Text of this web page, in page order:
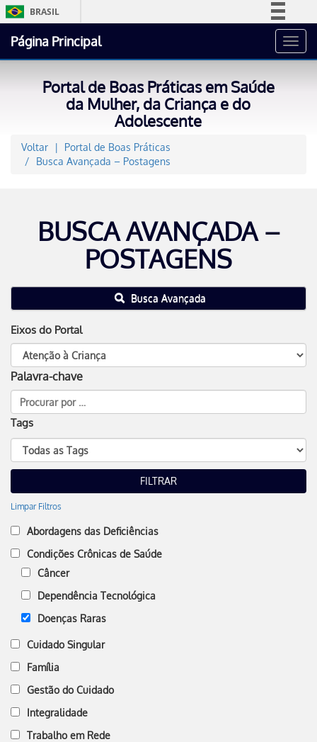
BRASIL
Acesso à informação
Página Principal
Portal de Boas Práticas em Saúde
da Mulher, da Criança e do
Adolescente
Voltar
Portal de Boas Práticas
Busca Avançada – Postagens
BUSCA AVANÇADA –
POSTAGENS
Busca Avançada
Eixos do Portal
Palavra-chave
Tags
Limpar Filtros
Abordagens das Deficiências
Condições Crônicas de Saúde
Câncer
Dependência Tecnológica
Doenças Raras
Cuidado Singular
Família
Gestão do Cuidado
Integralidade
Trabalho em Rede